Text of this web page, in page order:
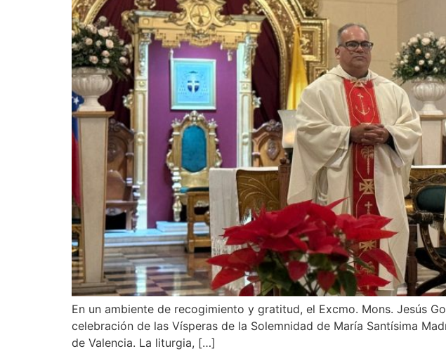
En un ambiente de recogimiento y gratitud, el Excmo. Mons. Jesús
celebración de las Vísperas de la Solemnidad de María Santísima
de Valencia. La liturgia, […]